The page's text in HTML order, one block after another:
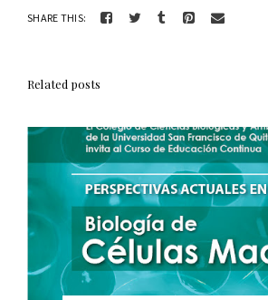
SHARE THIS:
Related posts